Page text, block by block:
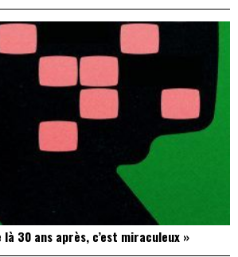
là 30 ans après, c’est miraculeux »